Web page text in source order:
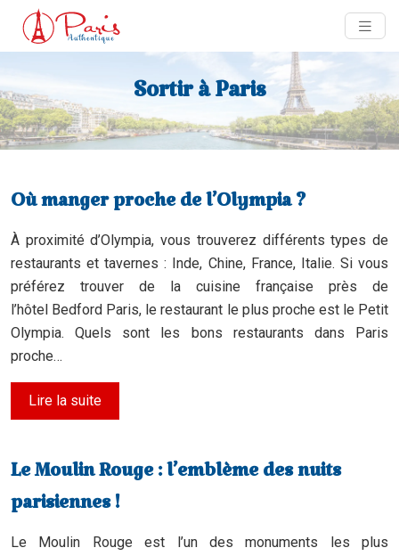
Sortir à Paris
Où manger proche de l’Olympia ?
À proximité d’Olympia, vous trouverez différents types de
restaurants et tavernes : Inde, Chine, France, Italie. Si vous
préférez trouver de la cuisine française près de
l’hôtel Bedford Paris, le restaurant le plus proche est le Petit
Olympia. Quels sont les bons restaurants dans Paris
proche…
Lire la suite
Le Moulin Rouge : l’emblème des nuits
parisiennes !
Le Moulin Rouge est l’un des monuments les plus